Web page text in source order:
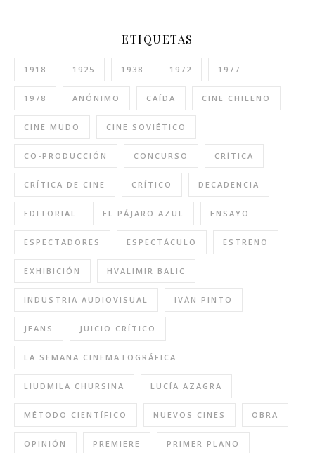
ETIQUETAS
1918 1925 1938 1972 1977
1978 ANÓNIMO CAÍDA CINE CHILENO
CINE MUDO CINE SOVIÉTICO
CO-PRODUCCIÓN CONCURSO CRÍTICA
CRÍTICA DE CINE CRÍTICO DECADENCIA
EDITORIAL EL PÁJARO AZUL ENSAYO
ESPECTADORES ESPECTÁCULO ESTRENO
EXHIBICIÓN HVALIMIR BALIC
INDUSTRIA AUDIOVISUAL IVÁN PINTO
JEANS JUICIO CRÍTICO
LA SEMANA CINEMATOGRÁFICA
LIUDMILA CHURSINA LUCÍA AZAGRA
MÉTODO CIENTÍFICO NUEVOS CINES OBRA
OPINIÓN PREMIERE PRIMER PLANO